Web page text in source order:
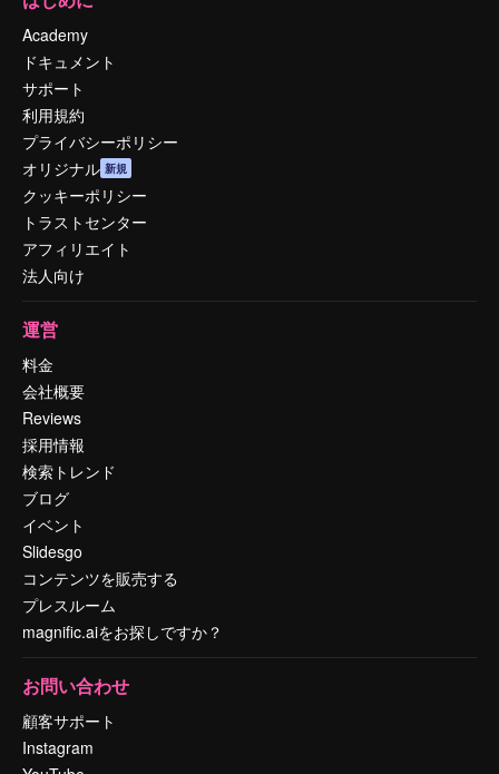
Academy
ドキュメント
サポート
利用規約
プライバシーポリシー
オリジナル 新規
クッキーポリシー
トラストセンター
アフィリエイト
法人向け
運営
料金
会社概要
Reviews
採用情報
検索トレンド
ブログ
イベント
Slidesgo
コンテンツを販売する
プレスルーム
magnific.aiをお探しですか？
お問い合わせ
顧客サポート
Instagram